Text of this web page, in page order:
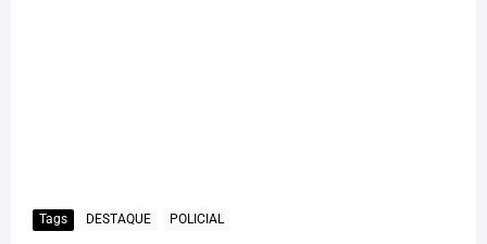
Tags DESTAQUE POLICIAL